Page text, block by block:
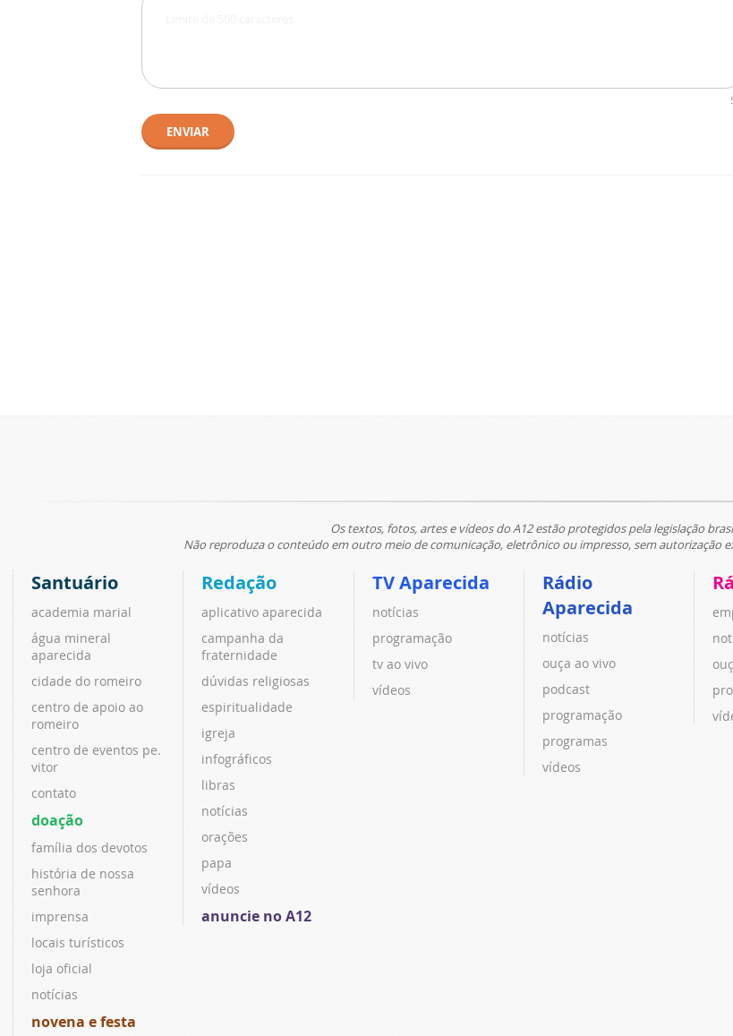
ENVIAR
Os textos, fotos, artes e vídeos do A12 estão protegidos pela legislação
Não reproduza o conteúdo em outro meio de comunicação, eletrônico ou impresso, sem autorização
Santuário
academia marial
água mineral
aparecida
cidade do romeiro
centro de apoio ao
romeiro
centro de eventos pe.
vitor
contato
doação
família dos devotos
história de nossa
senhora
imprensa
locais turísticos
loja oficial
notícias
novena e festa
Redação
aplicativo aparecida
campanha da
fraternidade
dúvidas religiosas
espiritualidade
igreja
infográficos
libras
notícias
orações
papa
vídeos
anuncie no A12
TV Aparecida
notícias
programação
tv ao vivo
vídeos
Rádio
Aparecida
notícias
ouça ao vivo
podcast
programação
programas
vídeos